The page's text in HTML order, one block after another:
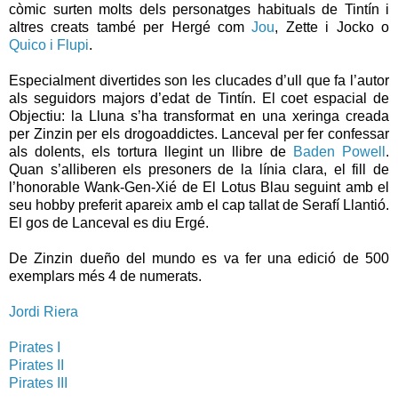
còmic surten molts dels personatges habituals de Tintín i
altres creats també per Hergé comJou, Zette i Jocko o
Quico i Flupi.
Especialment divertides son les clucades d’ull que fa l’autor
als seguidors majors d’edat de Tintín. El coet espacial de
Objectiu: la Lluna s’ha transformat en una xeringa creada
per Zinzin per els drogoaddictes. Lanceval per fer confessar
als dolents, els tortura llegint un llibre de Baden Powell .
Quan s’alliberen els presoners de la línia clara, el fill de
l’honorable Wank-Gen-Xié de El Lotus Blau seguint amb el
seu hobby preferit apareix amb el cap tallat de Serafí Llantió.
El gos de Lanceval es diu Ergé.
De Zinzin dueño del mundo es va fer una edició de 500
exemplars més 4 de numerats.
Jordi Riera
Pirates I
Pirates II
Pirates III